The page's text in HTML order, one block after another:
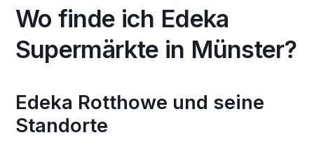
Wo finde ich Edeka
Supermärkte in Münster?
Edeka Rotthowe und seine
Standorte